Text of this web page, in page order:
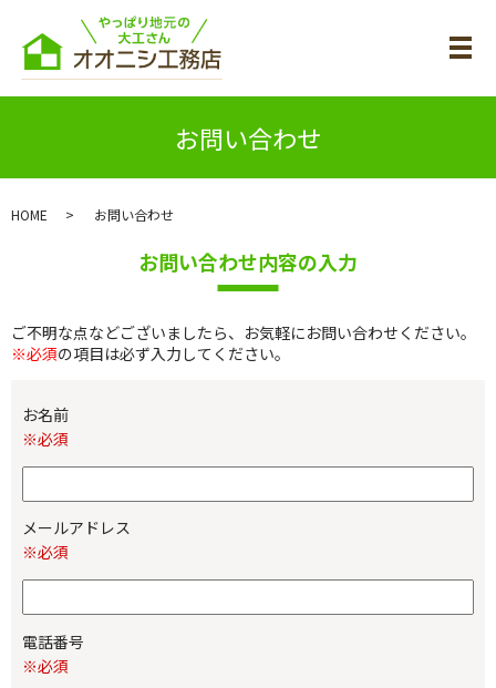
メ
お問い合わせ
HOME お問い合わせ
お問い合わせ内容の入力
ご不明な点などございましたら、お気軽にお問い合わせください。
※必須の項目は必ず入力してください。
お名前
※必須
メールアドレス
※必須
電話番号
※必須